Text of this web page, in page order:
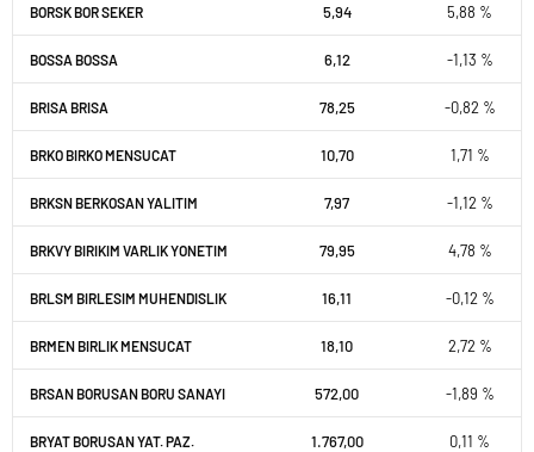
BORSK BOR SEKER 5,94 5,88 %
BOSSA BOSSA 6,12 -1,13 %
BRISA BRISA 78,25 -0,82 %
BRKO BIRKO MENSUCAT 10,70 1,71 %
BRKSN BERKOSAN YALITIM 7,97 -1,12 %
BRKVY BIRIKIM VARLIK YONETIM 79,95 4,78 %
BRLSM BIRLESIM MUHENDISLIK 16,11 -0,12 %
BRMEN BIRLIK MENSUCAT 18,10 2,72 %
BRSAN BORUSAN BORU SANAYI 572,00 -1,89 %
BRYAT BORUSAN YAT. PAZ. 1.767,00 0,11 %